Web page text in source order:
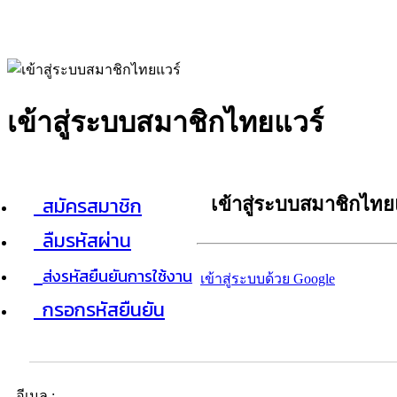
เข้าสู่ระบบสมาชิกไทยแวร์
สมัครสมาชิก
ลืมรหัสผ่าน
ส่งรหัสยืนยันการใช้งาน
กรอกรหัสยืนยัน
เข้าสู่ระบบสมาชิกไท
เข้าสู่ระบบด้วย Google